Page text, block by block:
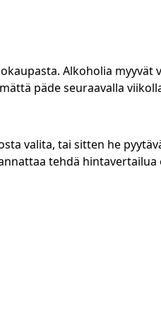
Alkoholia
päde seuraavalla
valita, tai sitten he
tehdä